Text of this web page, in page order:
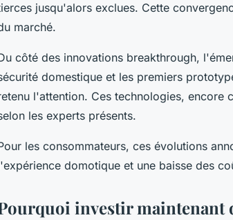
jusqu'alors exclues. Cette
marché.
côté des innovations breakthrough,
domestique et les premiers
l'attention. Ces technologies,
les experts présents.
les consommateurs, ces évolutions
domotique et une baisse des
investir maintenant